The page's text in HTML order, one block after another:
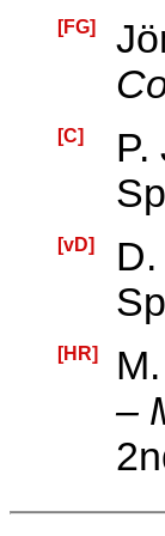
[FG]
[C] P.
[vD]
[HR]
–